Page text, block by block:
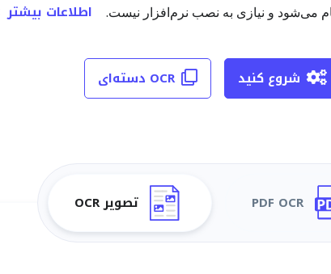
اطلاعات بیشتر
OCR دسته‌ای شروع کنید
تصویر OCR PDF OCR